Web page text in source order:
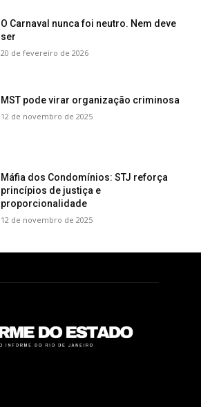
O Carnaval nunca foi neutro. Nem deve
ser
20 de fevereiro de 2026
MST pode virar organização criminosa
12 de novembro de 2025
Máfia dos Condomínios: STJ reforça
princípios de justiça e
proporcionalidade
12 de novembro de 2025